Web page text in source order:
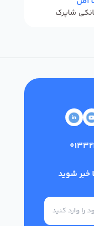
شاپرک
خبر شوید